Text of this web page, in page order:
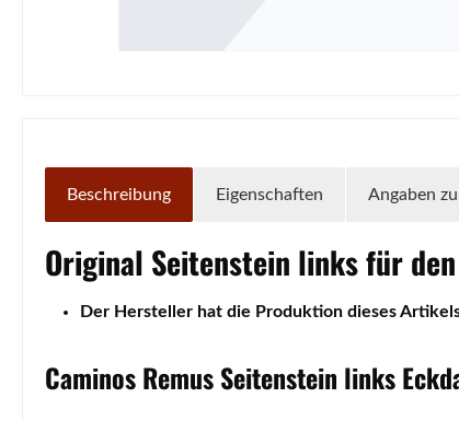
Beschreibung Eigenschaften Angaben
Original Seitenstein linksfür
Der Hersteller hat die Produktion dieses
CaminosRemusSeitenstein links